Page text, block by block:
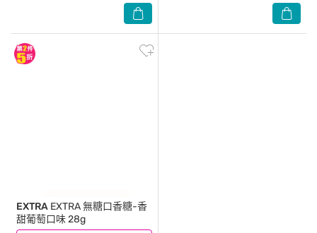
EXTRA EXTRA 無糖口香糖-香
甜葡萄口味 28g